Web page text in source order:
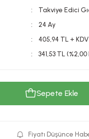
Takviye Edici
24 Ay
405,94 TL + KDV
341,53 TL
Sepete Ekle
Fiyatı Düşünce